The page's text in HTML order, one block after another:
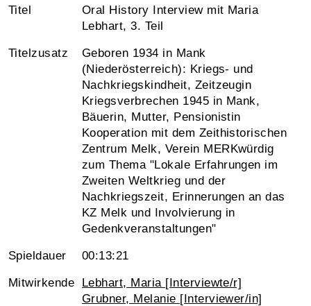
Titel
Oral History Interview mit Maria
Lebhart, 3. Teil
Titelzusatz
Geboren 1934 in Mank
(Niederösterreich): Kriegs- und
Nachkriegskindheit, Zeitzeugin
Kriegsverbrechen 1945 in Mank,
Bäuerin, Mutter, Pensionistin
Kooperation mit dem Zeithistorischen
Zentrum Melk, Verein MERKwürdig
zum Thema "Lokale Erfahrungen im
Zweiten Weltkrieg und der
Nachkriegszeit, Erinnerungen an das
KZ Melk und Involvierung in
Gedenkveranstaltungen"
Spieldauer 00:13:21
Mitwirkende
Lebhart, Maria [Interviewte/r]
Grubner, Melanie [Interviewer/in]